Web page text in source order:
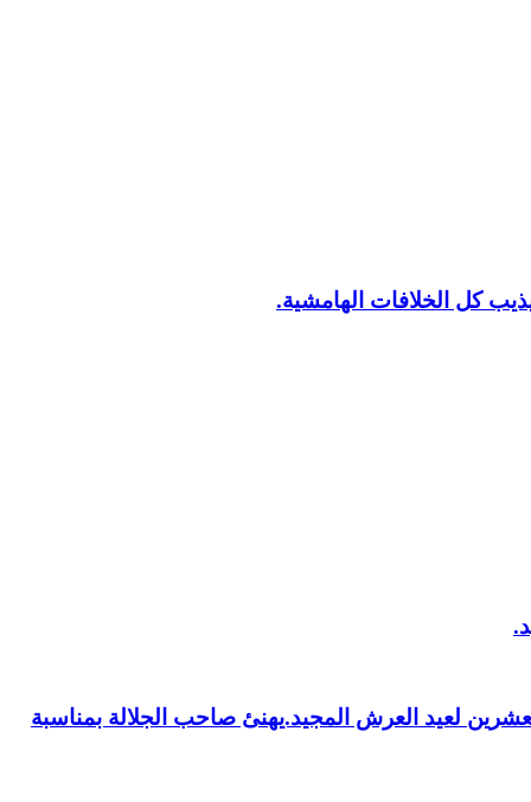
كل الخلافات الهامشية.
لعيد العرش المجيد.يهنئ صاحب الجلالة بمناسبة